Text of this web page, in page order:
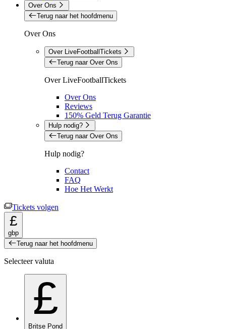
Over Ons
Terug naar het hoofdmenu
Over Ons
Over LiveFootballTickets
Terug naar Over Ons
Over LiveFootballTickets
Over Ons
Reviews
150% Geld Terug Garantie
Hulp nodig?
Terug naar Over Ons
Hulp nodig?
Contact
FAQ
Hoe Het Werkt
Tickets volgen
£
gbp
Terug naar het hoofdmenu
Selecteer valuta
£
Britse Pond